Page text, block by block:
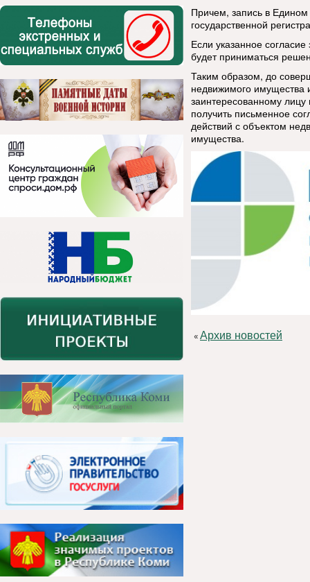
Причем, запись в
государственной
Если указанное
будет приниматься
Таким образом, до
недвижимого имущества
заинтересованному
получить письменное
действий с объектом
имущества.
«Архив новостей